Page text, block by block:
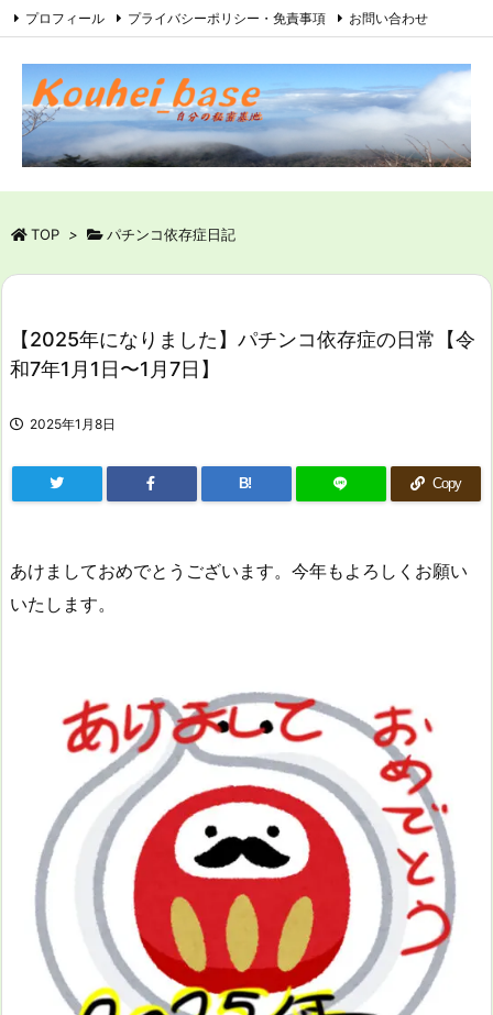
プロフィール プライバシーポリシー・免責事項 お問い合わせ
TOP > パチンコ依存症日記
【2025年になりました】パチンコ依存症の日常【令
和7年1月1日〜1月7日】
2025年1月8日
B! Copy
あけましておめでとうございます。今年もよろしくお願い
いたします。